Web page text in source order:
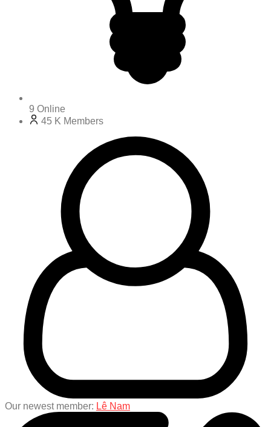
9 Online
45 K Members
Our newest member: Lê Nam